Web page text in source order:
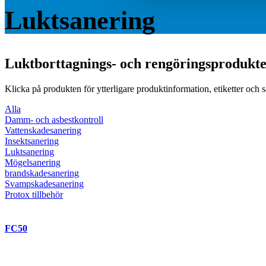
Luktsanering
Luktborttagnings- och
Klicka på produkten för ytterligare produktinformation, etiketter och
Alla
Damm- och asbestkontroll
Vattenskadesanering
Insektsanering
Luktsanering
Mögelsanering
brandskadesanering
Svampskadesanering
Protox tillbehör
FC50